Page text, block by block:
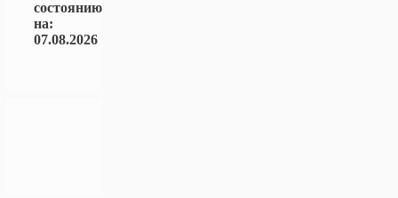
состоянию
на:
07.08.2026